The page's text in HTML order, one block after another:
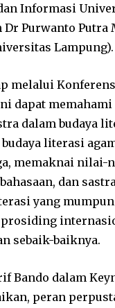
Informasi
Dr Purwanto Putra
Lampung).
melalui
dapat memahami
dalam budaya
literasi
memaknai nilai-
dan
yang
sebaik-baiknya.
Bando dalam
peran